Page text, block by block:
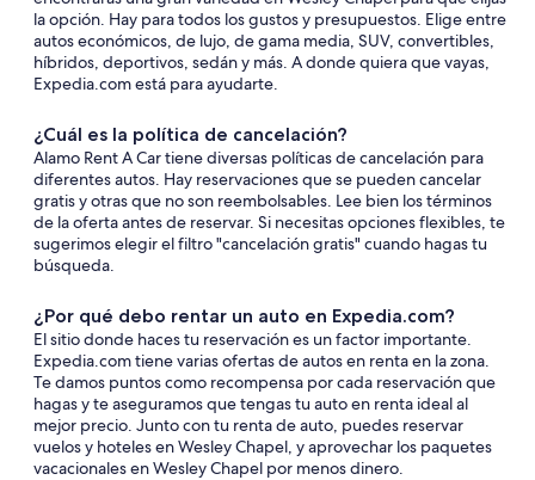
la opción. Hay para todos los gustos y presupuestos. Elige entre
autos económicos, de lujo, de gama media, SUV, convertibles,
híbridos, deportivos, sedán y más. A donde quiera que vayas,
Expedia.com está para ayudarte.
¿Cuál es la política de cancelación?
Alamo Rent A Car tiene diversas políticas de cancelación para
diferentes autos. Hay reservaciones que se pueden cancelar
gratis y otras que no son reembolsables. Lee bien los términos
de la oferta antes de reservar. Si necesitas opciones flexibles, te
sugerimos elegir el filtro "cancelación gratis" cuando hagas tu
búsqueda.
¿Por qué debo rentar un auto en Expedia.com?
El sitio donde haces tu reservación es un factor importante.
Expedia.com tiene varias ofertas de autos en renta en la zona.
Te damos puntos como recompensa por cada reservación que
hagas y te aseguramos que tengas tu auto en renta ideal al
mejor precio. Junto con tu renta de auto, puedes reservar
vuelos y hoteles en Wesley Chapel, y aprovechar los paquetes
vacacionales en Wesley Chapel por menos dinero.